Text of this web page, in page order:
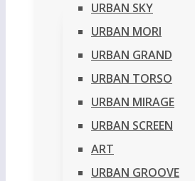
URBAN SKY
URBAN MORI
URBAN GRAND
URBAN TORSO
URBAN MIRAGE
URBAN SCREEN
ART
URBAN GROOVE